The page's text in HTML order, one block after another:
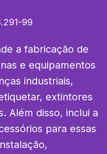
99
a fabricação de
e equipamentos
industriais,
extintores
Além disso, inclui a
para essas